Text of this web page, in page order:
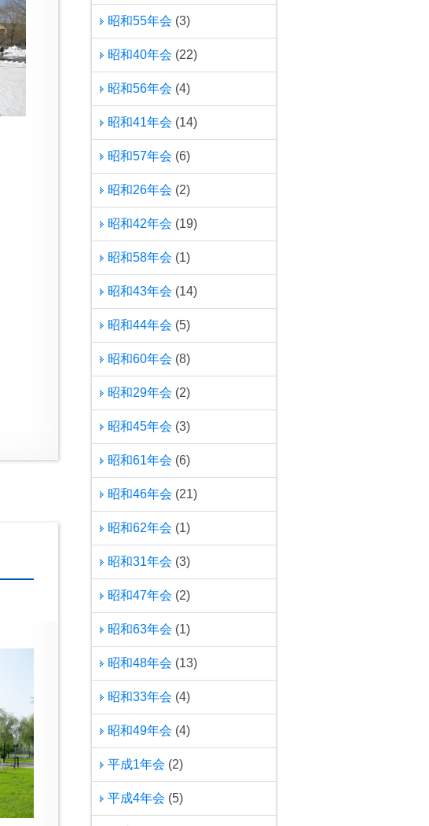
昭和55年会 (3)
昭和40年会 (22)
昭和56年会 (4)
昭和41年会 (14)
昭和57年会 (6)
昭和26年会 (2)
昭和42年会 (19)
昭和58年会 (1)
昭和43年会 (14)
昭和44年会 (5)
昭和60年会 (8)
昭和29年会 (2)
昭和45年会 (3)
昭和61年会 (6)
昭和46年会 (21)
昭和62年会 (1)
昭和31年会 (3)
昭和47年会 (2)
昭和63年会 (1)
昭和48年会 (13)
昭和33年会 (4)
昭和49年会 (4)
平成1年会 (2)
平成4年会 (5)